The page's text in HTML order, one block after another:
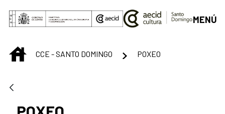
Saltar al contenido principal
MENÚ
INICIOCCE - SANTO DOMINGO POXEO